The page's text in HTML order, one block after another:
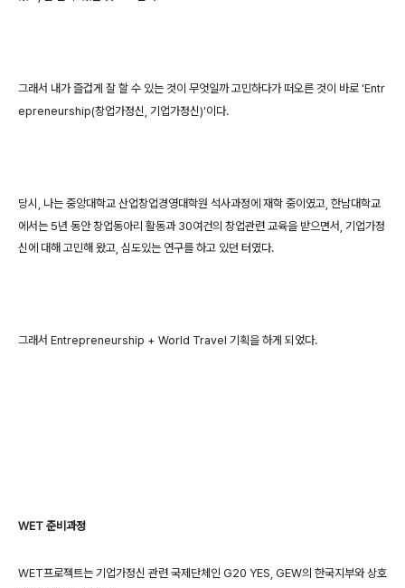
그래서 내가 즐겁게 잘 할 수 있는 것이 무엇일까 고민하다가 떠오른 것이 바로 'Entr
epreneurship(창업가정신, 기업가정신)'이다.
당시, 나는 중앙대학교 산업창업경영대학원 석사과정에 재학 중이였고, 한남대학교
에서는 5년 동안 창업동아리 활동과 30여건의 창업관련 교육을 받으면서, 기업가정
신에 대해 고민해 왔고, 심도있는 연구를 하고 있던 터였다.
그래서 Entrepreneurship + World Travel 기획을 하게 되었다.
WET 준비과정
WET프로젝트는 기업가정신 관련 국제단체인 G20 YES, GEW의 한국지부와 상호